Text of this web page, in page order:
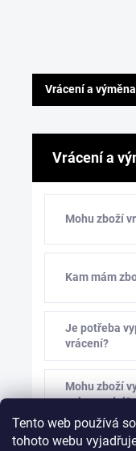
Tento web používá
tohoto webu
Vrácení a
Vrácení a
Mohu zboží
Kam mám
Je potřeba
vrácení?
Mohu zboží
nebo model?